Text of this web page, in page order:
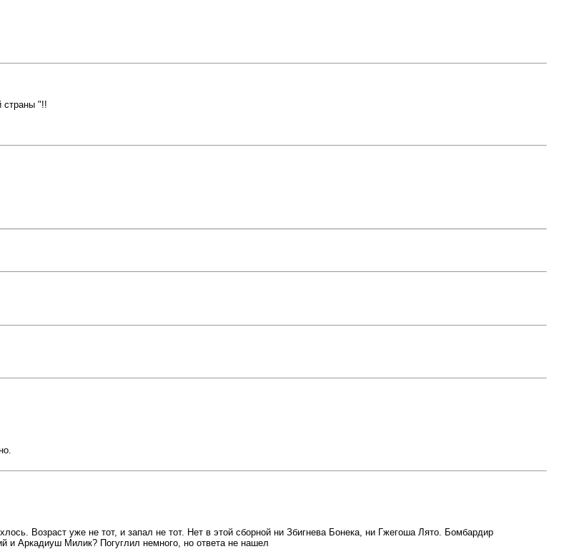
страны "!!
Возраст уже не тот, и запал не тот. Нет в этой сборной ни Збигнева Бонека, ни Гжегоша Лято. Бомбардир
и Аркадиуш Милик? Погуглил немного, но ответа не нашел